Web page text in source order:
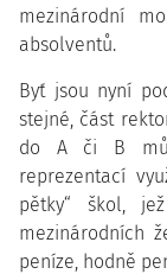
mezinárodní
absolventů.
Byť jsou nyní
stejné, část
do A či B
reprezentací
pětky“ škol,
mezinárodních
peníze, hodně